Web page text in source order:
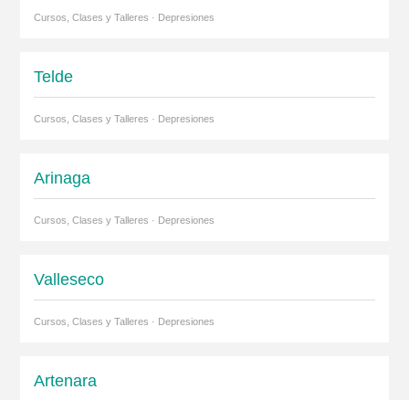
Cursos, Clases y Talleres · Depresiones
Telde
Cursos, Clases y Talleres · Depresiones
Arinaga
Cursos, Clases y Talleres · Depresiones
Valleseco
Cursos, Clases y Talleres · Depresiones
Artenara